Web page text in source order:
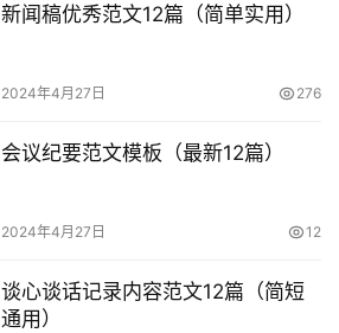
新闻稿优秀范文12篇（简单实用）
2024年4月27日 276
会议纪要范文模板（最新12篇）
2024年4月27日 12
谈心谈话记录内容范文12篇（简短
通用）